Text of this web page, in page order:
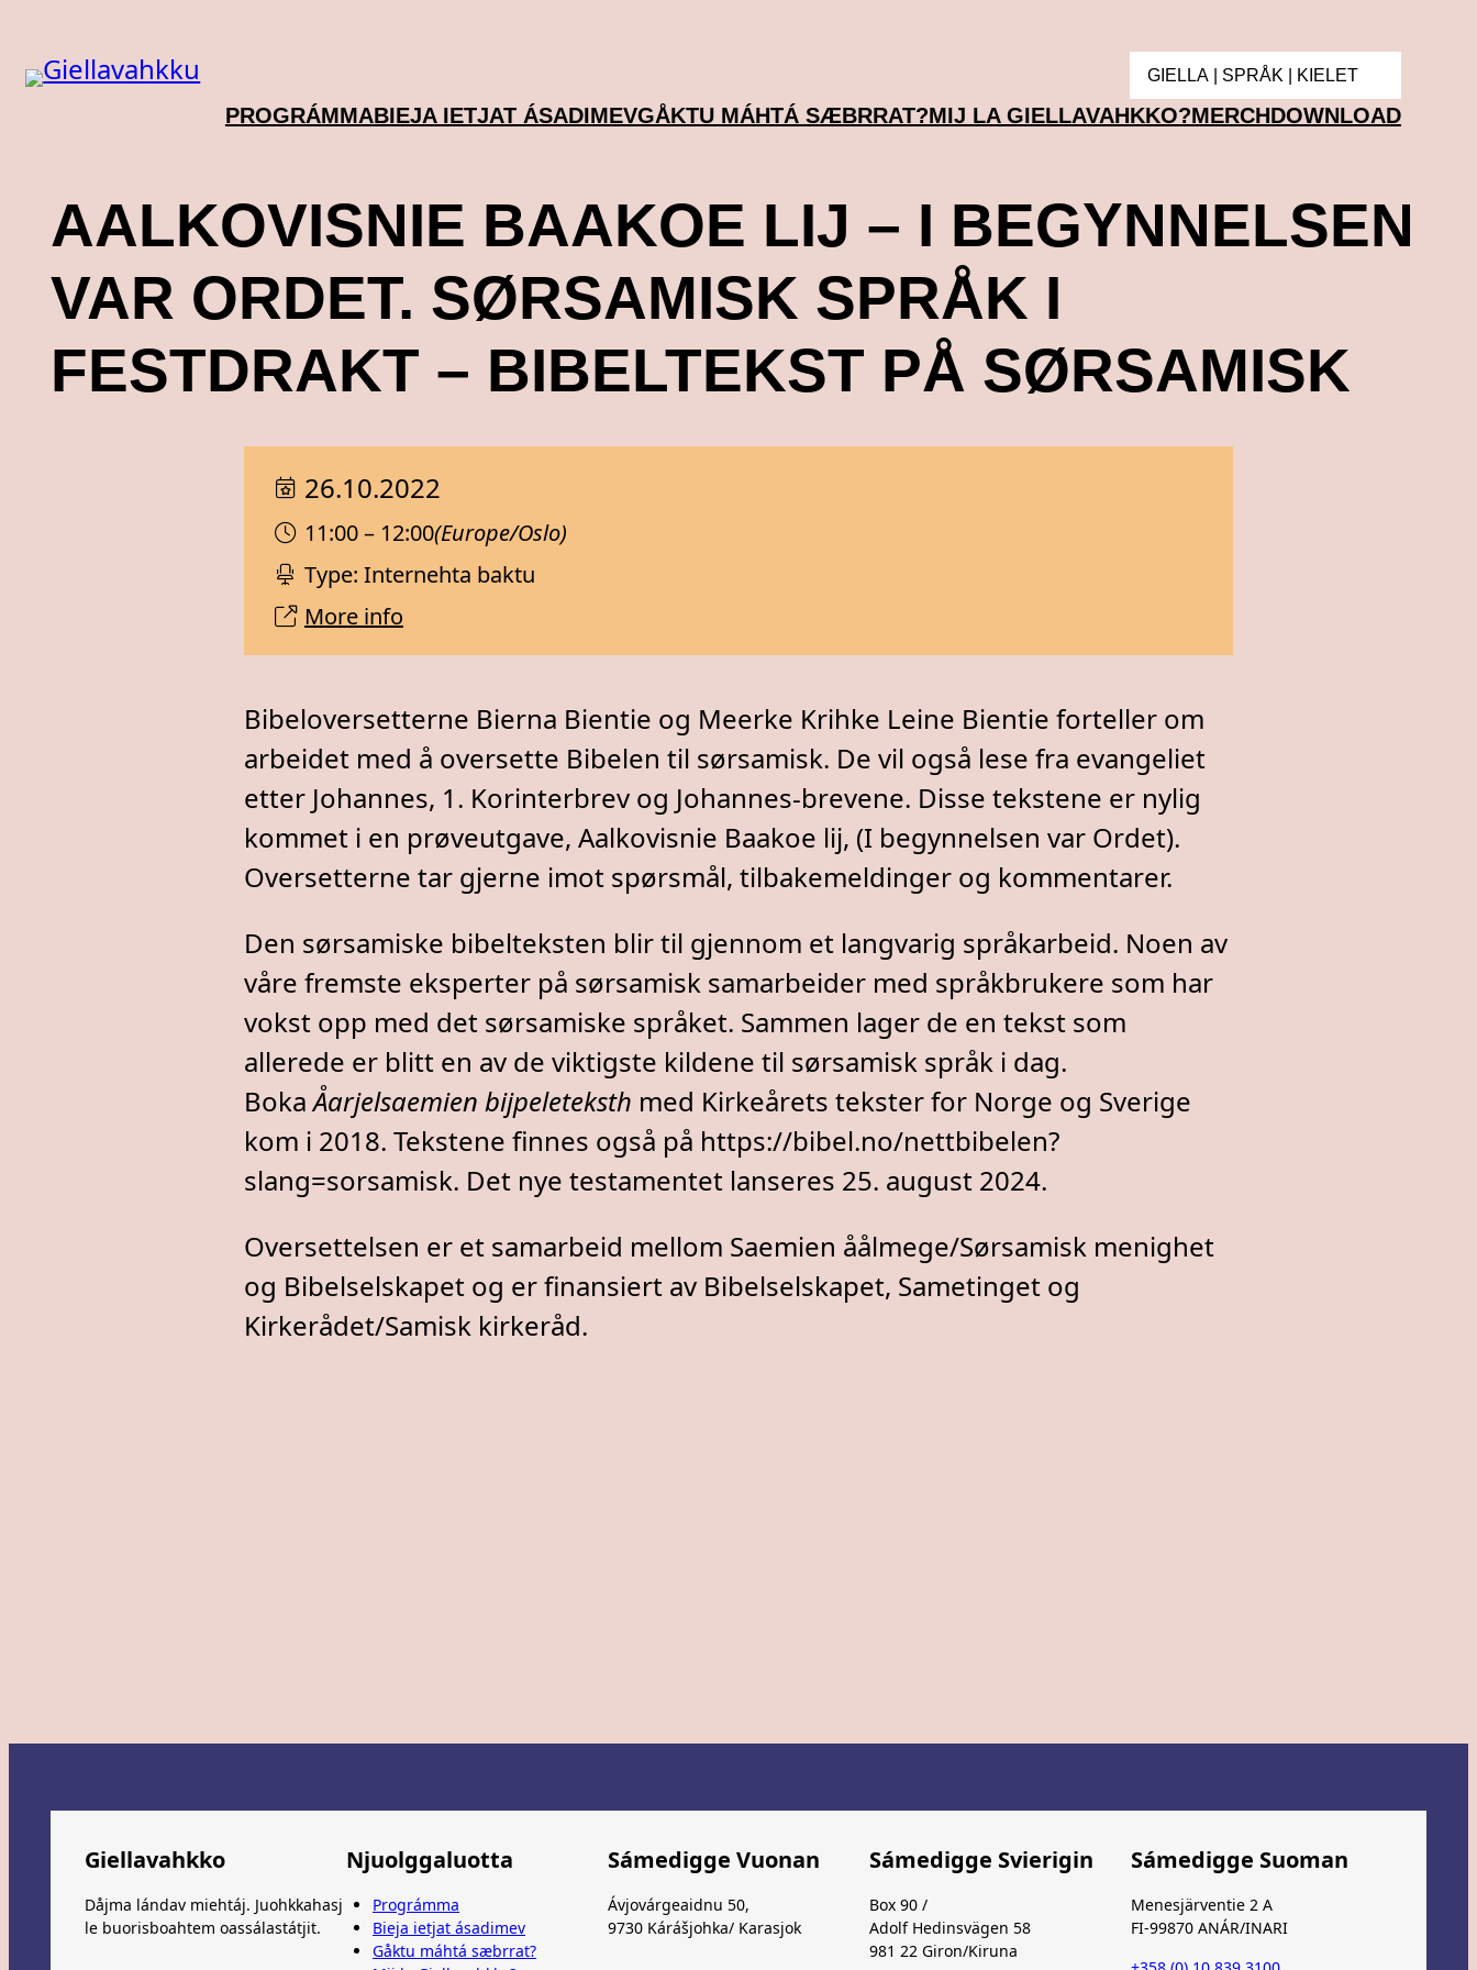
to
GIELLA | SPRÅK | KIELET
PROGRÁMMABIEJA IETJAT ÁSADIMEVGÅKTU MÁHTÁ SÆBRRAT?MIJ LA GIELLAVAHKKO?MERCHDOWNLOAD
AALKOVISNIE BAAKOE LIJ – I BEGYNNELSEN
VAR ORDET. SØRSAMISK SPRÅK I
FESTDRAKT – BIBELTEKST PÅ SØRSAMISK
26.10.2022
11:00 – 12:00(Europe/Oslo)
Type: Internehta baktu
More info
Bibeloversetterne Bierna Bientie og Meerke Krihke Leine Bientie forteller om
arbeidet med å oversette Bibelen til sørsamisk. De vil også lese fra evangeliet
etter Johannes, 1. Korinterbrev og Johannes-brevene. Disse tekstene er nylig
kommet i en prøveutgave, Aalkovisnie Baakoe lij, (I begynnelsen var Ordet).
Oversetterne tar gjerne imot spørsmål, tilbakemeldinger og kommentarer.
Den sørsamiske bibelteksten blir til gjennom et langvarig språkarbeid. Noen av
våre fremste eksperter på sørsamisk samarbeider med språkbrukere som har
vokst opp med det sørsamiske språket. Sammen lager de en tekst som
allerede er blitt en av de viktigste kildene til sørsamisk språk i dag.
BokaÅarjelsaemien bijpeleteksth med Kirkeårets tekster for Norge og Sverige
kom i 2018. Tekstene finnes også på https://bibel.no/nettbibelen?
slang=sorsamisk. Det nye testamentet lanseres 25. august 2024.
Oversettelsen er et samarbeid mellom Saemien åålmege/Sørsamisk menighet
og Bibelselskapet og er finansiert av Bibelselskapet, Sametinget og
Kirkerådet/Samisk kirkeråd.
Giellavahkko
Dåjma lándav miehtáj. Juohkkahasj
le buorisboahtem oassálastátjit.
Njuolggaluotta
Prográmma
Bieja ietjat ásadimev
Gåktu máhtá sæbrrat?
Sámedigge Vuonan
Ávjovárgeaidnu 50,
9730 Kárášjohka/ Karasjok
Sámedigge Svierigin
Box 90 /
Adolf Hedinsvägen 58
981 22 Giron/Kiruna
Sámedigge Suoman
Menesjärventie 2 A
FI-99870 ANÁR/INARI